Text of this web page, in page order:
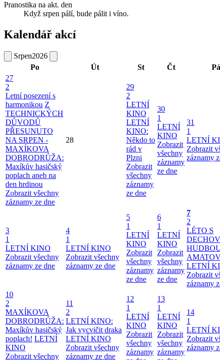
Pranostika na akt. den
Když srpen pálí, bude pálit i víno.
Kalendář akcí
Srpen2026
Po
Út St Čt
Pá
27
2
Letní posezení s
harmonikou Z
TECHNICKÝCH
DŮVODŮ
PŘESUNUTO
NA SRPEN -
MAXÍKOVA
DOBRODRŮŽA:
Maxíkův hasičský
poplach aneb na
den hrdinou
Zobrazit všechny
záznamy ze dne
28
29
2
LETNÍ
KINO
LETNÍ
KINO:
Někdo to
rád v
Plzni
Zobrazit
všechny
záznamy
ze dne
30
1
LETNÍ
KINO
Zobrazit
všechny
záznamy
ze dne
31
1
LETNÍ
Zobrazit
záznamy
3
1
LETNÍ KINO
Zobrazit všechny
záznamy ze dne
4
1
LETNÍ KINO
Zobrazit všechny
záznamy ze dne
5
1
LETNÍ
KINO
Zobrazit
všechny
záznamy
ze dne
6
1
LETNÍ
KINO
Zobrazit
všechny
záznamy
ze dne
7
2
LÉTO S
LETNÍ
Zobrazit
záznamy
10
2
MAXÍKOVA
DOBRODRŮŽA:
Maxíkův hasičský
poplach! LETNÍ
KINO
Zobrazit všechny
11
2
LETNÍ KINO:
Jak vycvičit draka
LETNÍ KINO
Zobrazit všechny
záznamy ze dne
12
1
LETNÍ
KINO
Zobrazit
všechny
záznamy
13
1
LETNÍ
KINO
Zobrazit
všechny
záznamy
14
1
LETNÍ
Zobrazit
záznamy